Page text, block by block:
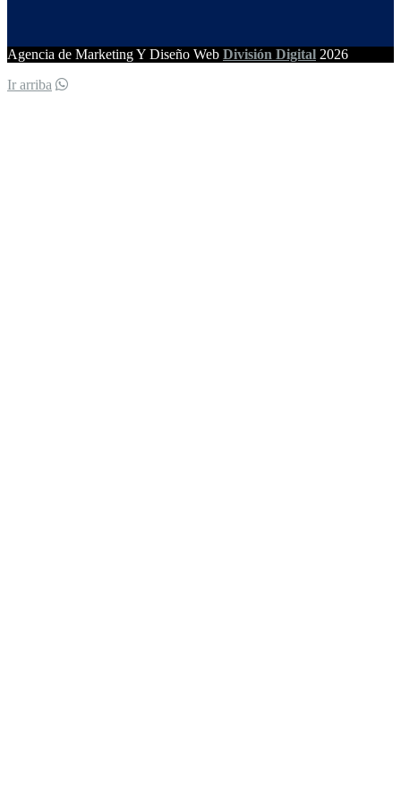
Agencia de Marketing Y Diseño Web División Digital 2026
Ir arriba